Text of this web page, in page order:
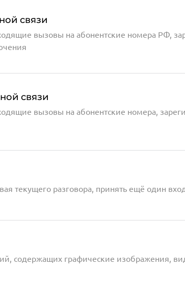
связи
вызовы на абонентские номера РФ,
связи
вызовы на абонентские номера,
текущего разговора, принять ещё один
содержащих графические изображения,